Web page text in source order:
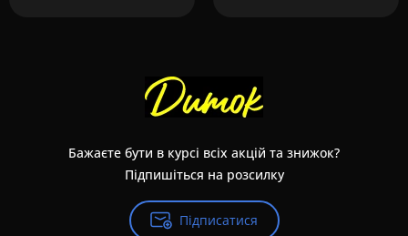
Бажаєте бути в курсі всіх акцій та знижок?
Підпишіться на розсилку
Підписатися